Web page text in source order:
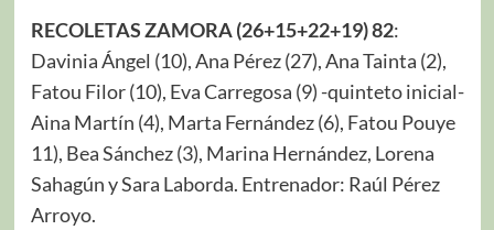
RECOLETAS ZAMORA (26+15+22+19)82:
Davinia Ángel (10), Ana Pérez (27), Ana Tainta (2),
Fatou Filor (10), Eva Carregosa (9) -quinteto inicial-
Aina Martín (4), Marta Fernández (6), Fatou Pouye
11), Bea Sánchez (3), Marina Hernández, Lorena
Sahagún y Sara Laborda. Entrenador: Raúl Pérez
Arroyo.